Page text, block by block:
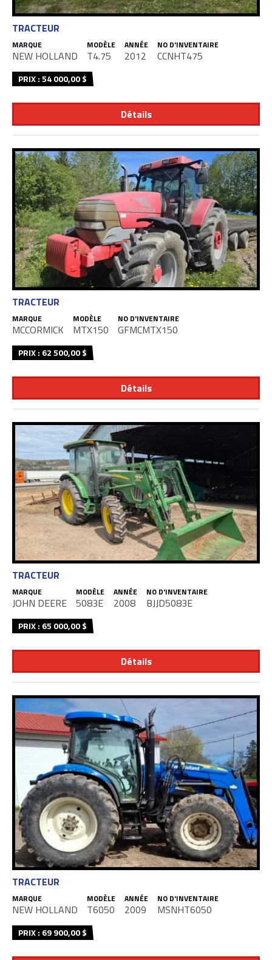
Détails
TRACTEUR
MARQUE
NEW HOLLAND
MODÈLE
T4.75
ANNÉE
2012
NO D'INVENTAIRE
CCNHT475
PRIX : 54 000,00 $
Détails
TRACTEUR
MARQUE
MCCORMICK
MODÈLE
MTX150
NO D'INVENTAIRE
GFMCMTX150
PRIX : 62 500,00 $
Détails
TRACTEUR
MARQUE
JOHN DEERE
MODÈLE
5083E
ANNÉE
2008
NO D'INVENTAIRE
BJJD5083E
PRIX : 65 000,00 $
TRACTEUR
MARQUE
NEW HOLLAND
MODÈLE
T6050
ANNÉE
2009
NO D'INVENTAIRE
MSNHT6050
PRIX : 69 900,00 $